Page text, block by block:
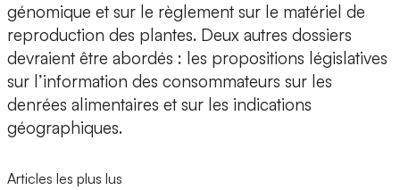
génomique et sur le règlement sur le matériel de
reproduction des plantes. Deux autres dossiers
devraient être abordés : les propositions législatives
sur l’information des consommateurs sur les
denrées alimentaires et sur les indications
géographiques.
Articles les plus lus